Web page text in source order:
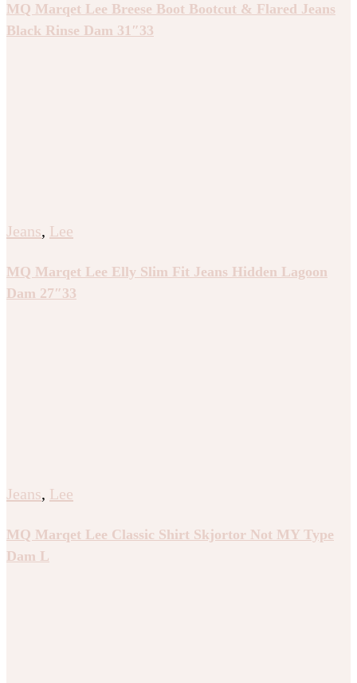
MQ Marqet Lee Breese Boot Bootcut & Flared Jeans
Black Rinse Dam 31″33
Jeans, Lee
MQ Marqet Lee Elly Slim Fit Jeans Hidden Lagoon
Dam 27″33
Jeans, Lee
MQ Marqet Lee Classic Shirt Skjortor Not MY Type
Dam L